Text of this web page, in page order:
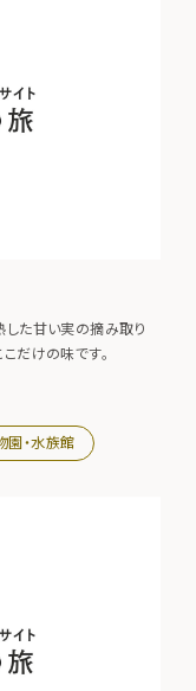
した甘い実の摘み取り
だけの味です。
園・水族館